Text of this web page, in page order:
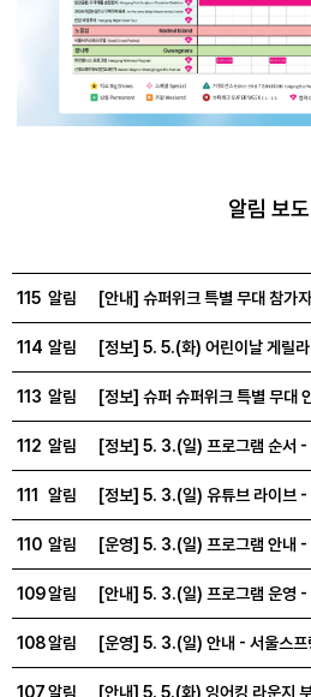
알림 보도
115 알림
114 알림
113 알림 [정보] 슈퍼 슈퍼위크 특별 무대
112 알림 [정보] 5. 3.(일) 프로그램 순서 -
111 알림 [정보] 5. 3.(일) 유튜브 라이브 -
110 알림 [운영] 5. 3.(일) 프로그램 안내 -
109알림 [안내] 5. 3.(일) 프로그램 운영 -
108알림 [운영] 5. 3.(일) 안내 - 서울스프
107알림